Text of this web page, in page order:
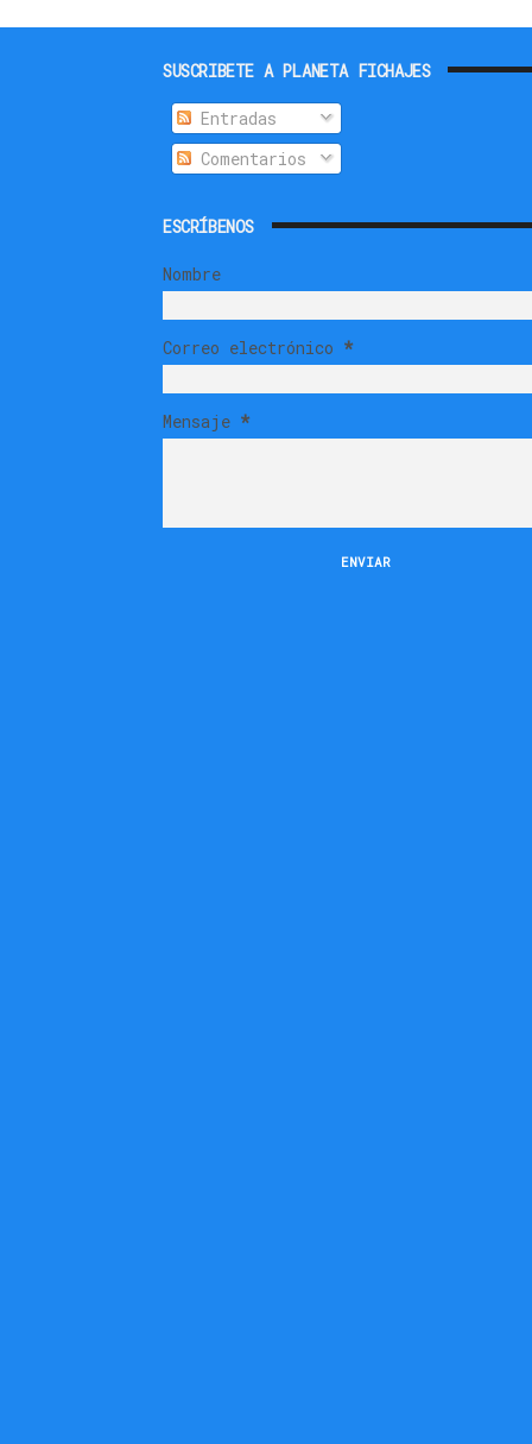
SUSCRIBETE A PLANETA FICHAJES
Entradas
Comentarios
ESCRÍBENOS
Nombre
Correo electrónico *
Mensaje *